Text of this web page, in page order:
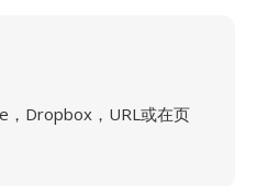
，Dropbox，URL或在页